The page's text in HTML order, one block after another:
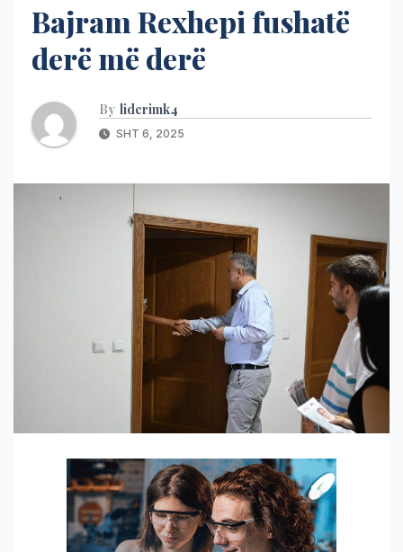
Bajram Rexhepi fushatë
derë më derë
By liderimk4
SHT 6, 2025